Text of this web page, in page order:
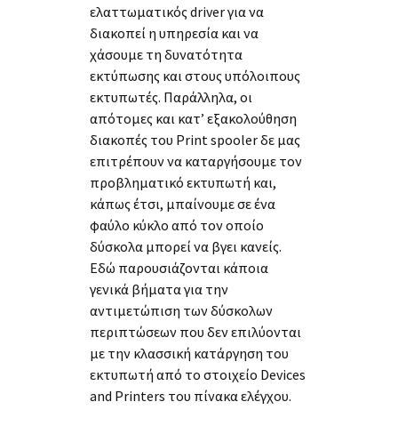
ελαττωματικός driver για να
διακοπεί η υπηρεσία και να
χάσουμε τη δυνατότητα
εκτύπωσης και στους υπόλοιπους
εκτυπωτές. Παράλληλα, οι
απότομες και κατ’ εξακολούθηση
διακοπές του Print spooler δε μας
επιτρέπουν να καταργήσουμε τον
προβληματικό εκτυπωτή και,
κάπως έτσι, μπαίνουμε σε ένα
φαύλο κύκλο από τον οποίο
δύσκολα μπορεί να βγει κανείς.
Εδώ παρουσιάζονται κάποια
γενικά βήματα για την
αντιμετώπιση των δύσκολων
περιπτώσεων που δεν επιλύονται
με την κλασσική κατάργηση του
εκτυπωτή από το στοιχείο Devices
and Printers του πίνακα ελέγχου.